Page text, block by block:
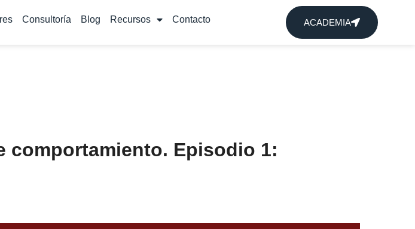
Consultoría Blog Recursos Contacto ACADEMIA
comportamiento. Episodio 1: